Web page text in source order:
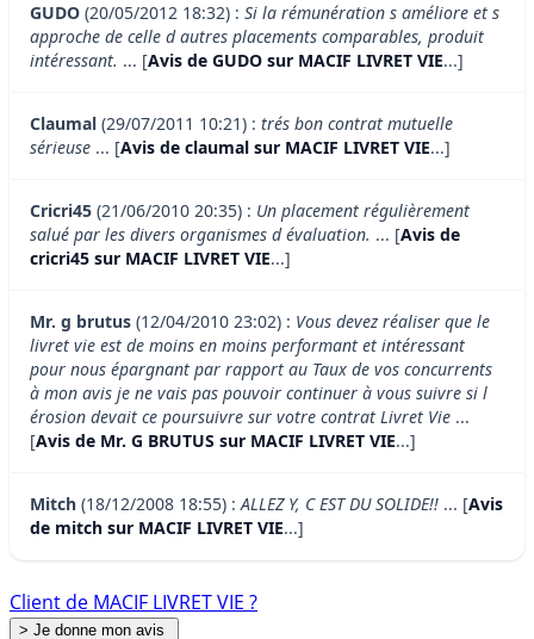
GUDO (20/05/2012 18:32) : Si la rémunération s améliore et s
approche de celle d autres placements comparables, produit
intéressant. ... [Avis de GUDO sur MACIF LIVRET VIE...]
Claumal (29/07/2011 10:21) : trés bon contrat mutuelle
sérieuse ... [Avis de claumal sur MACIF LIVRET VIE...]
Cricri45 (21/06/2010 20:35) : Un placement régulièrement
salué par les divers organismes d évaluation. ... [Avis de
cricri45 sur MACIF LIVRET VIE...]
Mr. g brutus (12/04/2010 23:02) : Vous devez réaliser que le
livret vie est de moins en moins performant et intéressant
pour nous épargnant par rapport au Taux de vos concurrents
à mon avis je ne vais pas pouvoir continuer à vous suivre si l
érosion devait ce poursuivre sur votre contrat Livret Vie ...
[Avis de Mr. G BRUTUS sur MACIF LIVRET VIE...]
Mitch (18/12/2008 18:55) :ALLEZ Y, C EST DU SOLIDE!! ... [Avis
de mitch sur MACIF LIVRET VIE...]
Client de MACIF LIVRET VIE ?